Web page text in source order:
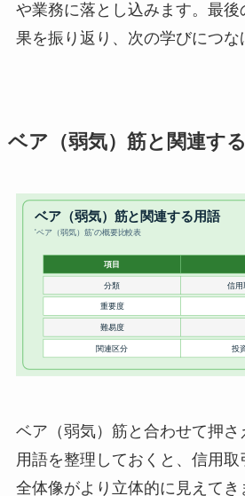
や業務に落とし込みます。最
果を振り返り、次の学びにつな
ベア（弱気）筋と関連す
ベア（弱気）筋と合わせて押さ
用語を整理しておくと、信用
全体像がより立体的に見えてき